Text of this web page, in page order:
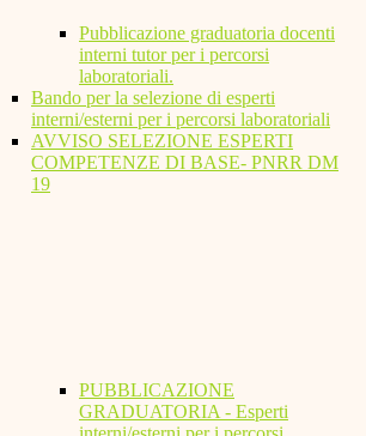
Pubblicazione graduatoria docenti
interni tutor per i percorsi
laboratoriali.
Bando per la selezione di esperti
interni/esterni per i percorsi laboratoriali
AVVISO SELEZIONE ESPERTI
COMPETENZE DI BASE- PNRR DM
19
PUBBLICAZIONE
GRADUATORIA - Esperti